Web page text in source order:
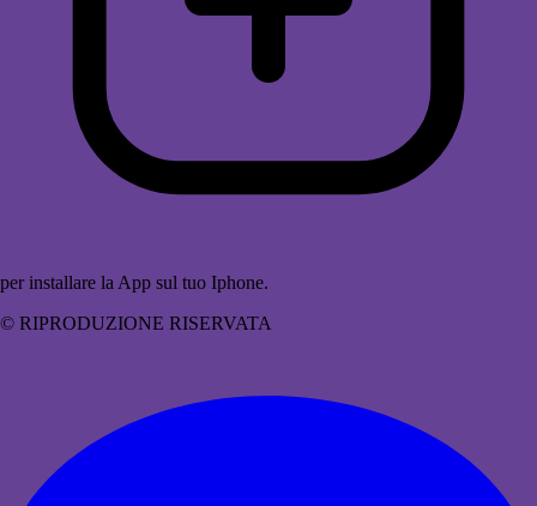
per installare la App sul tuo Iphone.
© RIPRODUZIONE RISERVATA